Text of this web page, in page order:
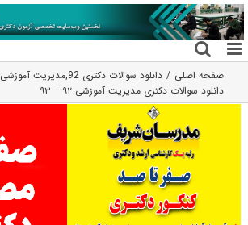
رفتن
به
محتوا
صفحه اصلی دانلود سوالات دکتری 92 ,مدیریت آموزشی
دانلود سوالات دکتری مدیریت آموزشی ۹۲ – ۹۳